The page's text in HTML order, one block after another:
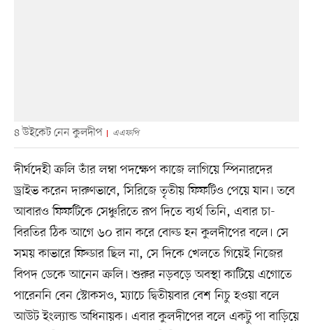
৪ উইকেট নেন কুলদীপ এএফপি
দীর্ঘদেহী ক্রলি তাঁর লম্বা পদক্ষেপ কাজে লাগিয়ে স্পিনারদের
ড্রাইভ করেন দারুণভাবে, সিরিজে তৃতীয় ফিফটিও পেয়ে যান। তবে
আবারও ফিফটিকে সেঞ্চুরিতে রূপ দিতে ব্যর্থ তিনি, এবার চা-
বিরতির ঠিক আগে ৬০ রান করে বোল্ড হন কুলদীপের বলে। সে
সময় কাভারে ফিল্ডার ছিল না, সে দিকে খেলতে গিয়েই নিজের
বিপদ ডেকে আনেন ক্রলি। শুরুর নড়বড়ে অবস্থা কাটিয়ে এগোতে
পারেননি বেন স্টোকসও, ম্যাচে দ্বিতীয়বার বেশ নিচু হওয়া বলে
আউট ইংল্যান্ড অধিনায়ক। এবার কুলদীপের বলে একটু পা বাড়িয়ে